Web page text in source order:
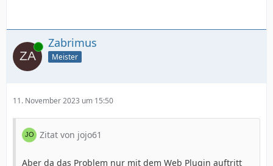
Online Zabrimus
Meister
11. November 2023 um 15:50
Zitat von jojo61
Aber da das Problem nur mit dem Web Plugin auftritt